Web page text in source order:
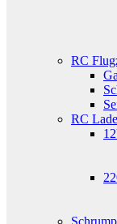
RC
RC